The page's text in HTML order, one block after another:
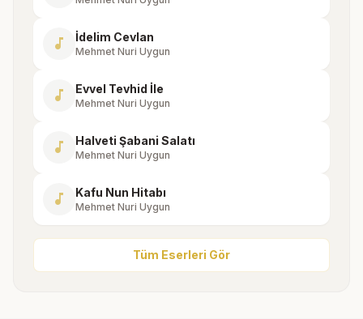
music_note İdelim Cevlan
Mehmet Nuri Uygun
music_note Evvel Tevhid İle
Mehmet Nuri Uygun
music_note Halveti Şabani Salatı
Mehmet Nuri Uygun
music_note Kafu Nun Hitabı
Mehmet Nuri Uygun
Tüm Eserleri Gör